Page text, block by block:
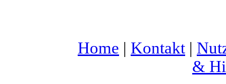
Home | Kontakt |
&